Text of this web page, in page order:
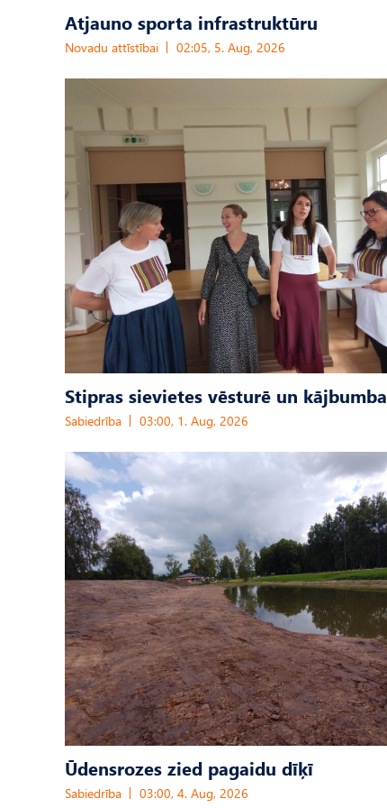
Atjauno sporta infrastruktūru
Novadu attīstībai 02:05, 5. Aug, 2026
Stipras sievietes vēsturē un kājbumba
Sabiedrība 03:00, 1. Aug, 2026
Ūdensrozes zied pagaidu dīķī
Sabiedrība 03:00, 4. Aug, 2026